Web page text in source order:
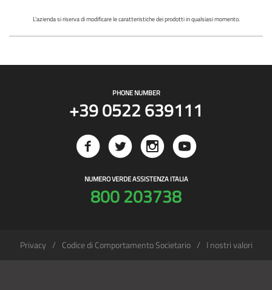
L'azienda si riserva di modificare le caratteristiche dei prodotti in qualsiasi momento.
PHONE NUMBER
+39 0522 639111
NUMERO VERDE ASSISTENZA ITALIA
800 203738
Privacy Codice di Comportamento Societario I nostri valori